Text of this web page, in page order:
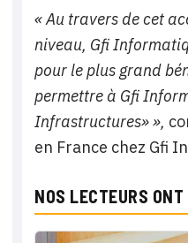
« Au travers de cet
niveau, Gfi
pour le plus grand
permettre à Gfi
Infrastructures» »,
en France chez Gfi
NOS LECTEURS